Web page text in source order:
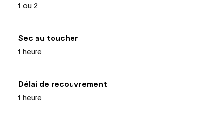
1 ou 2
Sec au toucher
1 heure
Délai de recouvrement
1 heure